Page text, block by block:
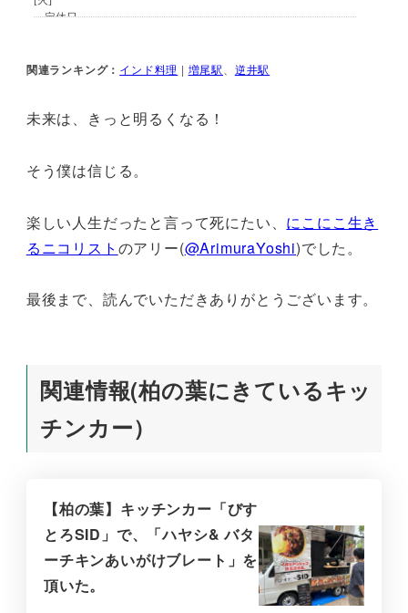
関連ランキング： インド料理 | 増尾駅 逆井駅
未来は、きっと明るくなる！
そう僕は信じる。
楽しい人生だったと言って死にたい、 にこにこ生き
るニコリスト のアリー(@ArimuraYoshi)でした。
最後まで、読んでいただきありがとうございます。
関連情報(柏の葉にきているキッ
チンカー）
【柏の葉】キッチンカー「びす
とろSID」で、「ハヤシ& バタ
ーチキンあいがけブレート」を
頂いた。